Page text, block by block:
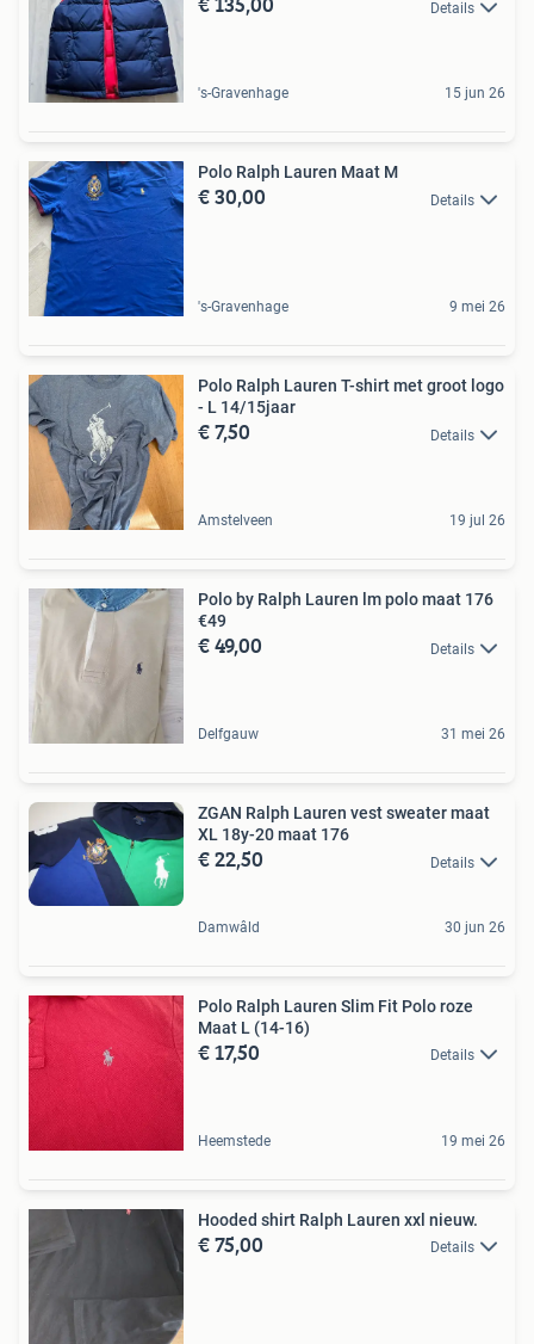
Details
's-Gravenhage 15 jun 26
Polo Ralph Lauren Maat M
€ 30,00 Details
's-Gravenhage 9 mei 26
Polo Ralph Lauren T-shirt met groot logo
- L 14/15jaar
€ 7,50 Details
Amstelveen 19 jul 26
Polo by Ralph Lauren lm polo maat 176
€49
€ 49,00 Details
Delfgauw 31 mei 26
ZGAN Ralph Lauren vest sweater maat
XL 18y-20 maat 176
€ 22,50 Details
Damwâld 30 jun 26
Polo Ralph Lauren Slim Fit Polo roze
Maat L (14-16)
€ 17,50 Details
Heemstede 19 mei 26
Hooded shirt Ralph Lauren xxl nieuw.
€ 75,00 Details